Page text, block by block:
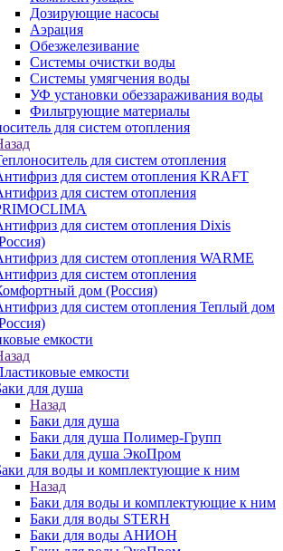
Дозирующие насосы
Аэрация
Обезжелезивание
Системы очистки воды
Системы умягчения воды
УФ установки обеззараживания воды
Фильтрующие материалы
для систем отопления
для систем отопления
для систем отопления KRAFT
для систем отопления
для систем отопления Dixis
для систем отопления WARME
для систем отопления
дом (Россия)
для систем отопления Теплый дом
емкости
емкости
для душа
Назад
Баки для душа
Баки для душа Полимер-Групп
Баки для душа ЭкоПром
для воды и комплектующие к ним
Назад
Баки для воды и комплектующие к ним
Баки для воды STERH
Баки для воды АНИОН